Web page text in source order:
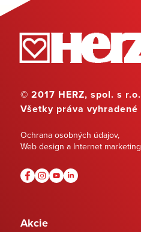
© 2017 HERZ, spol. s r.o.
Všetky práva vyhradené
Ochrana osobných údajov,
Web design a Internet marketing
Akcie